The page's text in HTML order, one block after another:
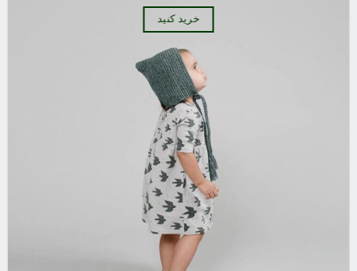
خرید کنید